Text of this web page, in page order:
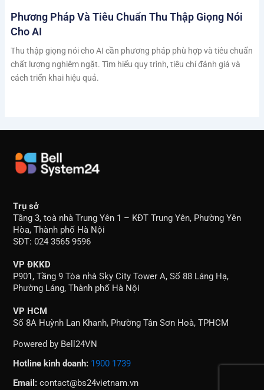
Phương Pháp Và Tiêu Chuẩn Thu Thập Giọng Nói
Cho AI
Thu thập giọng nói cho AI cần phương pháp phù hợp và tiêu chuẩn
chất lượng nghiêm ngặt. Tìm hiểu quy trình, tiêu chí đánh giá và
cách triển khai hiệu quả.
Trụ sở
Tầng 3, toà nhà Trung Yên 1 – KĐT Trung Yên, Phường Yên
Hòa, Thành phố Hà Nội
SĐT: 024 3565 9596
VP ĐKKD
P901, Tầng 9 Tòa nhà Sky City Tower A, Số 88 Láng Hạ,
Phường Láng, Thành phố Hà Nội
VP HCM
Số 8A Huỳnh Lan Khanh, Phường Tân Sơn Hoà, TPHCM
Powered by Bell24VN
Hotline kinh doanh: 1900 1739
Email: contact@bs24vietnam.vn